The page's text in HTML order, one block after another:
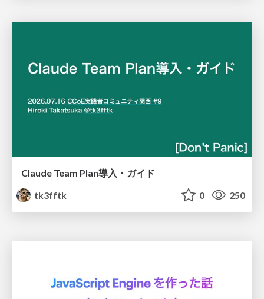
Claude Team Plan導入・ガイド
tk3fftk
0 250